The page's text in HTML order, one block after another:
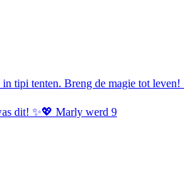
in tipi tenten. Breng de magie tot
dit! ✨💖 Marly werd 9